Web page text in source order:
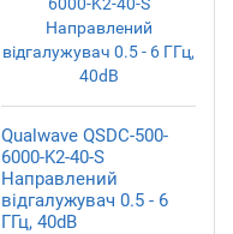
Qualwave QSDC-500-
6000-K2-40-S
Направлений
відгалужувач 0.5 - 6
ГГц, 40dB